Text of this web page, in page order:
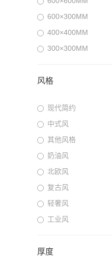
600×300MM
400×400MM
300×300MM
风格
现代简约
中式风
其他风格
奶油风
北欧风
复古风
轻奢风
工业风
厚度